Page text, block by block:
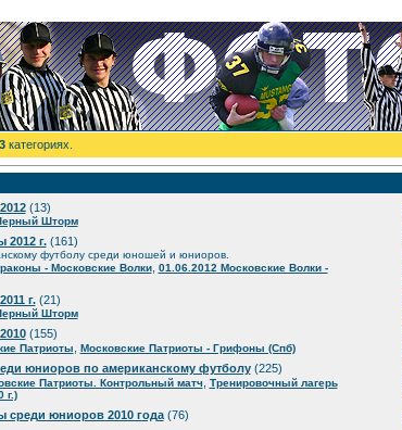
категориях.
(13)
Шторм
2012 г.(161)
футболу среди юношей и юниоров.
- Московские Волки, 01.06.2012 Московские Волки -
г.(21)
Шторм
(155)
Патриоты Московские Патриоты - Грифоны (Спб)
юниоров по американскому футболу(225)
Патриоты. Контрольный матч, Тренировочный лагерь
г.)
среди юниоров 2010 года(76)